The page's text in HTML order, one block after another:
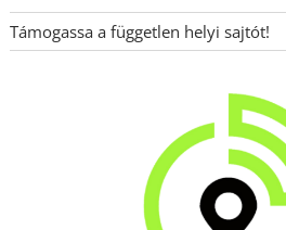
Támogassa a független helyi sajtót!